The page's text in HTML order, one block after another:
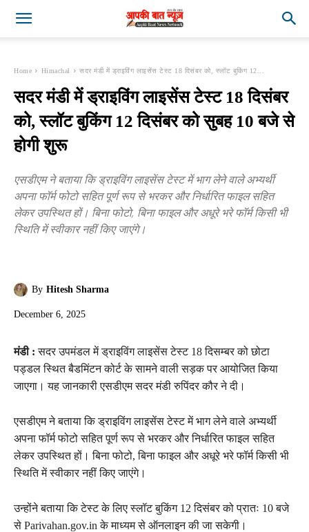
Home Himachal सदर मंडी में ड्राइविंग लाइसेंस टेस्ट 18 दिसंबर को, स्लॉट बुकिंग 12...
सदर मंडी में ड्राइविंग लाइसेंस टेस्ट 18 दिसंबर
को, स्लॉट बुकिंग 12 दिसंबर को सुबह 10 बजे से
होगी शुरू
एसडीएम ने बताया कि ड्राइविंग लाइसेंस टेस्ट में भाग लेने वाले अभ्यर्थी
अपना फॉर्म फोटो सहित पूर्ण रूप से भरकर और निर्धारित फाइल सहित
लेकर उपस्थित हों। बिना फोटो, बिना फाइल और अधूरे भरे फॉर्म किसी भी
स्थिति में स्वीकार नहीं किए जाएंगे।
By Hitesh Sharma
December 6, 2025
मंडी : सदर उपमंडल में ड्राइविंग लाइसेंस टेस्ट 18 दिसम्बर को छोटा
पड्डल स्थित बैडमिंटन कोर्ट के सामने वाली सड़क पर आयोजित किया
जाएगा। यह जानकारी एसडीएम सदर मंडी रुपिंदर कौर ने दी।
एसडीएम ने बताया कि ड्राइविंग लाइसेंस टेस्ट में भाग लेने वाले अभ्यर्थी
अपना फॉर्म फोटो सहित पूर्ण रूप से भरकर और निर्धारित फाइल सहित
लेकर उपस्थित हों। बिना फोटो, बिना फाइल और अधूरे भरे फॉर्म किसी भी
स्थिति में स्वीकार नहीं किए जाएंगे।
उन्होंने बताया कि टेस्ट के लिए स्लॉट बुकिंग 12 दिसंबर को प्रातः 10 बजे
से Parivahan.gov.in के माध्यम से ऑनलाइन की जा सकेगी।